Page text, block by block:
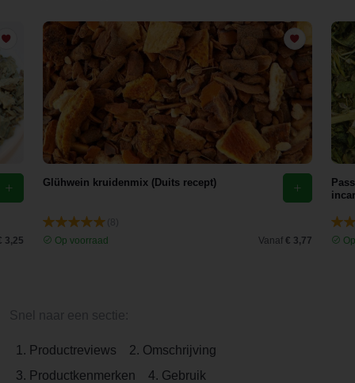
3,25
Glühwein kruidenmix (Duits recept)
Op voorraad
Vanaf € 3,77
1. Productreviews
2. Omschrijving
3. Productkenmerken
4. Gebruik